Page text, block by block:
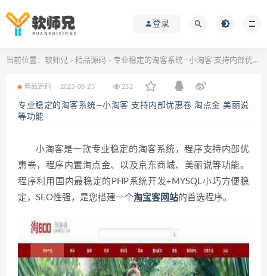
登录
当前位置： 软师兄 > 精品源码 > 专业稳定的淘客系统—小淘客 支持内部优惠卷 淘点金 美丽说等功能
精品源码 2023-08-25 252
专业稳定的淘客系统—小淘客 支持内部优惠卷 淘点金 美丽说
等功能
小淘客是一款专业稳定的淘客系统，程序支持内部优
惠卷，程序内置淘点金、以及京东商城、美丽说等功能。
程序利用国内最稳定的PHP系统开发+MYSQL小巧方便稳
定，SEO性强，是您搭建一个淘宝客网站的首选程序。